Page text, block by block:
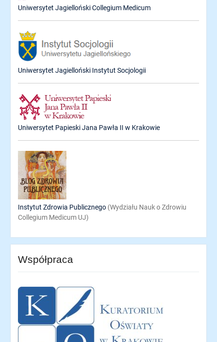
Uniwersytet Jagielloński Collegium Medicum
Uniwersytet Jagielloński Instytut Socjologii
Uniwersytet Papieski Jana Pawła II w Krakowie
Instytut Zdrowia Publicznego(Wydziału Nauk o Zdrowiu
Collegium Medicum UJ)
Współpraca